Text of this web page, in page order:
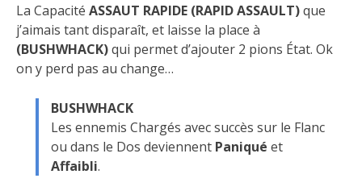
La Capacité ASSAUT RAPIDE (RAPID ASSAULT)que
j’aimais tant disparaît, et laisse la place à
(BUSHWHACK)qui permet d’ajouter 2 pions État. Ok
on y perd pas au change…
BUSHWHACK
Les ennemis Chargés avec succès sur le Flanc
ou dans le Dos deviennent Paniqué et
Affaibli.